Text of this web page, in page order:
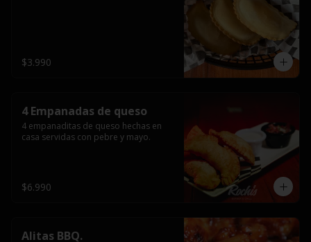
$3.990
4 Empanadas de queso
4 empanaditas de queso hechas en
casa servidas con pebre y mayo.
$6.990
Alitas BBQ.